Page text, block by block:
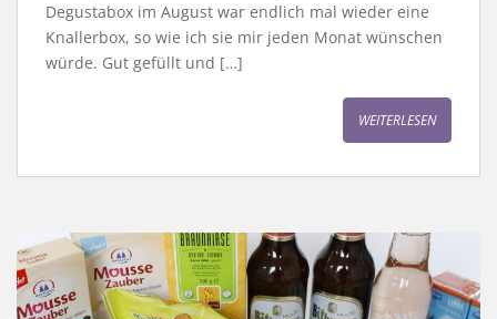
Degustabox im August war endlich mal wieder eine
Knallerbox, so wie ich sie mir jeden Monat wünschen
würde. Gut gefüllt und […]
WEITERLESEN